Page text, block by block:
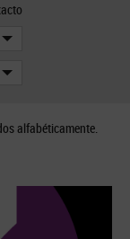
alfabéticamente.